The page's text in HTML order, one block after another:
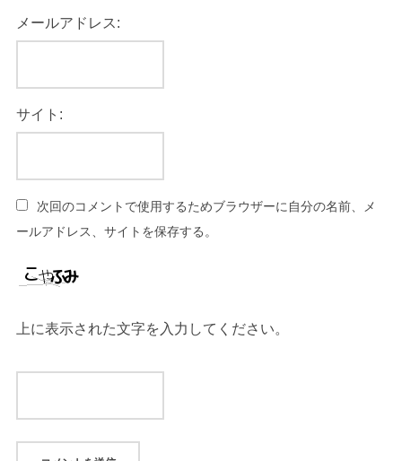
メールアドレス:
サイト:
次回のコメントで使用するためブラウザーに自分の名前、メ
ールアドレス、サイトを保存する。
上に表示された文字を入力してください。